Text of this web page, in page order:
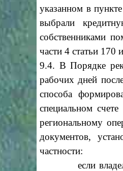
указанном в
выбрали
собственниками
части 4 статьи 170
9.4. В Порядке
рабочих дней
способа
специальном
региональному
документов,
частности:
если